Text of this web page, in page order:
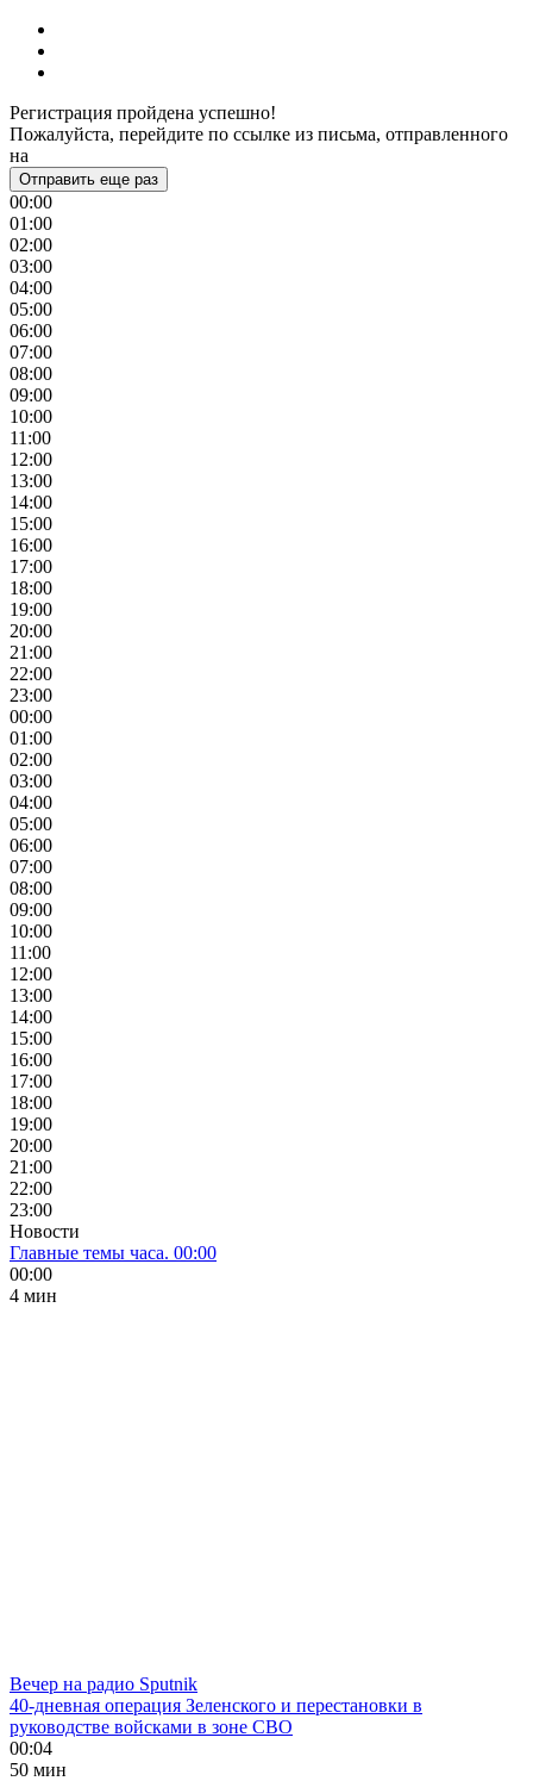
Регистрация пройдена успешно!
Пожалуйста, перейдите по ссылке из письма, отправленного
на
Отправить еще раз
00:00
01:00
02:00
03:00
04:00
05:00
06:00
07:00
08:00
09:00
10:00
11:00
12:00
13:00
14:00
15:00
16:00
17:00
18:00
19:00
20:00
21:00
22:00
23:00
00:00
01:00
02:00
03:00
04:00
05:00
06:00
07:00
08:00
09:00
10:00
11:00
12:00
13:00
14:00
15:00
16:00
17:00
18:00
19:00
20:00
21:00
22:00
23:00
Новости
Главные темы часа. 00:00
00:00
4 мин
Вечер на радио Sputnik
40-дневная операция Зеленского и перестановки в
руководстве войсками в зоне СВО
00:04
50 мин